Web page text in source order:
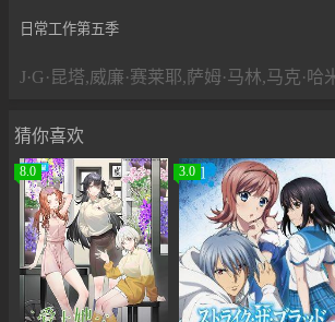
日常工作第五季
J·G·昆塔,威廉·赛莱耶,萨姆·马林,马克·
猜你喜欢
8.0 3.0